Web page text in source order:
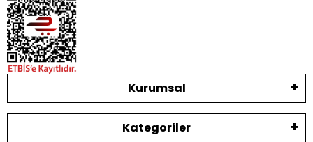
Kurumsal
Kategoriler